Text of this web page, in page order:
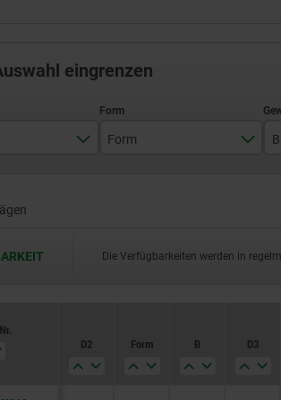
eingrenzen
Form B
Die Verfügbarkeiten werden in
D2
Form B D3